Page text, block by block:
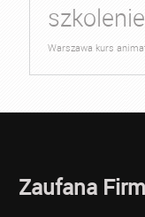
Warszawa kurs
Zaufana